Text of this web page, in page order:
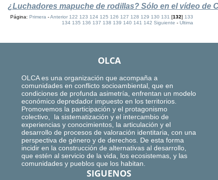
¿Luchadores mapuche de rodillas? Sólo en el vídeo de
Página:Primera -Anterior 122 123 124 125 126 127 128 129 130 131 [132]133
134 135 136 137 138 139 140 141 142 Siguiente -Ultima
OLCA
OLCA es una organización que acompaña a
comunidades en conflicto socioambiental, que en
condiciones de profunda asimetría, enfrentan un modelo
económico depredador impuesto en los territorios.
Promovemos la participación y el protagonismo
colectivo, la sistematización y el intercambio de
experiencias y conocimientos, la articulación y el
desarrollo de procesos de valoración identitaria, con una
perspectiva de género y de derechos. De esta forma
incidir en la construcción de alternativas al desarrollo,
que estén al servicio de la vida, los ecosistemas, y las
comunidades y pueblos que los habitan.
SIGUENOS